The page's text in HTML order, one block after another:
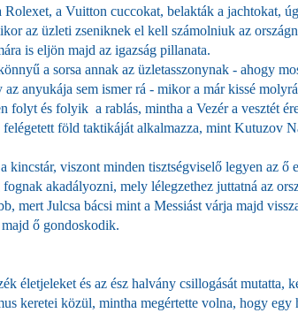
Rolexet, a Vuitton cuccokat, belakták a jachtokat,
az üzleti zseniknek el kell számolniuk az
is eljön majd az igazság pillanata.
a sorsa annak az üzletasszonynak - ahogy
anyukája sem ismer rá - mikor a már kissé
folyt és folyik a rablás, mintha a Vezér a vesztét
föld taktikáját alkalmazza, mint Kutuzov
kincstár, viszont minden tisztségviselő legyen az ő
akadályozni, mely lélegzethez juttatná az
mert Julcsa bácsi mint a Messiást várja majd
ő gondoskodik.
életjeleket és az ész halvány csillogását mutatta,
keretei közül, mintha megértette volna, hogy egy